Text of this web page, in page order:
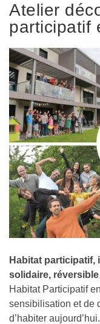
Atelier
participatif
Habitat
solidaire,
Habitat Participatif
sensibilisation et de
d’habiter aujourd’hui.